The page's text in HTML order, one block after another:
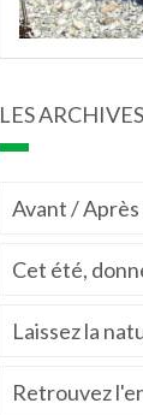
LES ARCHIVES
Avant /
Cet été,
Laissez la
Retrouvez